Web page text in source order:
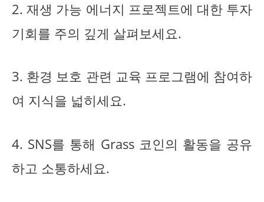
2. 재생 가능 에너지 프로젝트에 대한 투자
기회를 주의 깊게 살펴보세요.
3. 환경 보호 관련 교육 프로그램에 참여하
여 지식을 넓히세요.
4. SNS를 통해 Grass 코인의 활동을 공유
하고 소통하세요.